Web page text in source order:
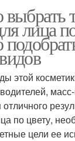
выбрать
лица
этой
по цвету,
цели ее